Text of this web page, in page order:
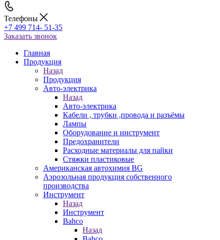
Телефоны
+7 499 714- 51-35
Заказать звонок
Главная
Продукция
Назад
Продукция
Авто-электрика
Назад
Авто-электрика
Кабели , трубки ,провода и разъёмы
Лампы
Оборудование и инструмент
Предохранители
Расходные материалы для пайки
Стяжки пластиковые
Американская автохимия BG
Аэрозольная продукция собственного
производства
Инструмент
Назад
Инструмент
Bahco
Назад